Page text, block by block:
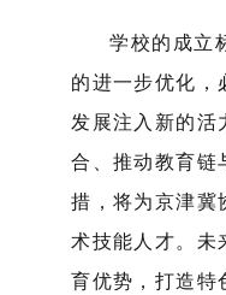
学校的成立
的进一步优化，
发展注入新的活
合、推动教育链
措，将为京津冀
术技能人才。未
育优势，打造特